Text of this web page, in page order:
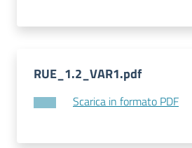
argomenti
Seguici
RUE_1.2_VAR1.pdf
Scarica in formato PDF